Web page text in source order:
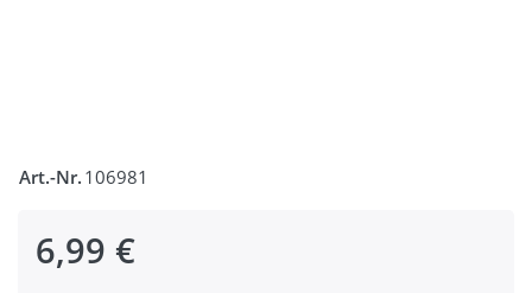
Art.-Nr. 106981
6,99 €